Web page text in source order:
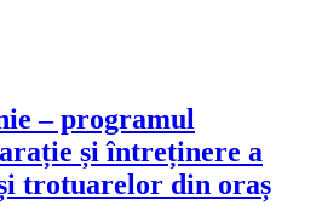
– programul
și întreținere a
trotuarelor din oraș